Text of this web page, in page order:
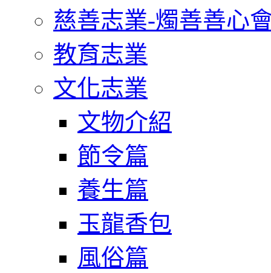
慈善志業-燭善善心
教育志業
文化志業
文物介紹
節令篇
養生篇
玉龍香包
風俗篇